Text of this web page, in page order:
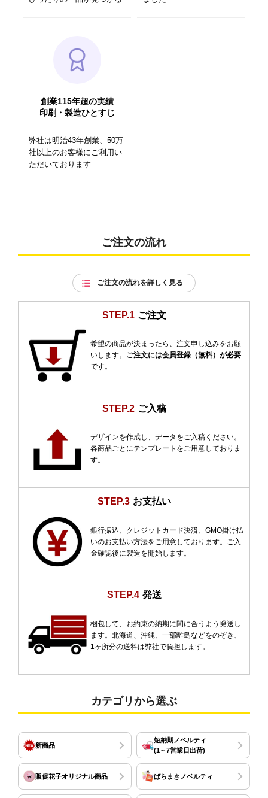
創業115年超の実績
印刷・製造ひとすじ
弊社は明治43年創業、50万
社以上のお客様にご利用い
ただいております
ご注文の流れ
ご注文の流れを詳しく見る
STEP.1 ご注文
希望の商品が決まったら、注文申し込みをお願
いします。 ご注文には会員登録（無料）が必要
です。
STEP.2 ご入稿
デザインを作成し、データをご入稿ください。
各商品ごとにテンプレートをご用意しておりま
す。
STEP.3 お支払い
銀行振込、クレジットカード決済、GMO掛け払
いのお支払い方法をご用意しております。ご入
金確認後に製造を開始します。
STEP.4 発送
梱包して、お約束の納期に間に合うよう発送し
ます。北海道、沖縄、一部離島などをのぞき、
1ヶ所分の送料は弊社で負担します。
カテゴリから選ぶ
新商品
短納期ノベルティ
(1～7営業日出荷)
販促花子オリジナル商品 ばらまきノベルティ